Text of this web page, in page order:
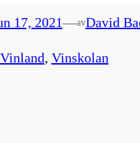
17, 2021—avDavid
Vinland, Vinskolan